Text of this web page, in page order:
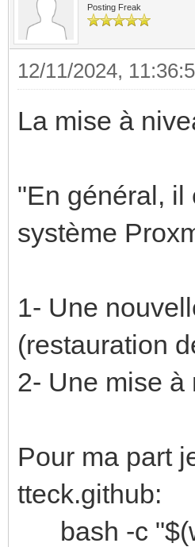
Posting Freak
12/11/2024,
La mise à
"En général, il
système
1- Une
(restauration
2- Une mise à
Pour ma part
tteck.github:
bash -c